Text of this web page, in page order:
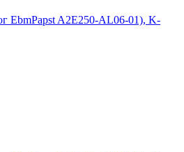
EbmPapst A2E250-AL06-01), K-